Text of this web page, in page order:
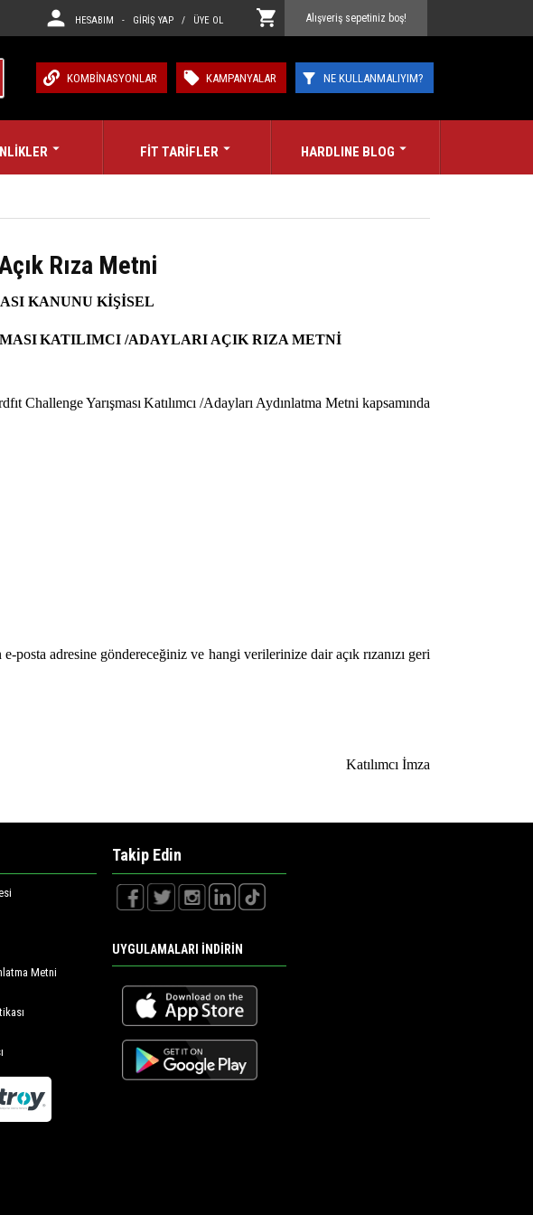
Alışveriş sepetiniz boş!
HESABIM - GİRİŞ YAP / ÜYE OL
NE KULLANMALIYIM?
KAMPANYALAR
KOMBİNASYONLAR
FİT TARİFLER HARDLINE BLOG
Rıza Metni
KANUNU KİŞİSEL
KATILIMCI /ADAYLARI AÇIK RIZA METNİ
Challenge Yarışması Katılımcı /Adayları Aydınlatma Metni kapsamında
adresine göndereceğiniz ve hangi verilerinize dair açık rızanızı geri
Katılımcı İmza
Metni
Takip Edin
UYGULAMALARI İNDİRİN